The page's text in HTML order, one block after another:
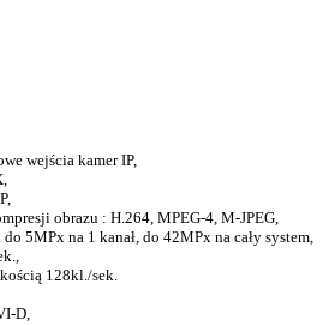
wejścia kamer IP,
obrazu : H.264, MPEG-4, M-JPEG,
5MPx na 1 kanał, do 42MPx na cały system,
128kl./sek.
D,